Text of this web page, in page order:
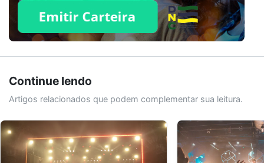
Continue lendo
Artigos relacionados que podem complementar sua leitura.